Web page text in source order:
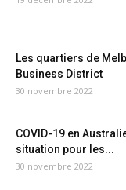
Les quartiers de
Business District
30 novembre 2022
COVID-19 en
situation pour les...
30 novembre 2022